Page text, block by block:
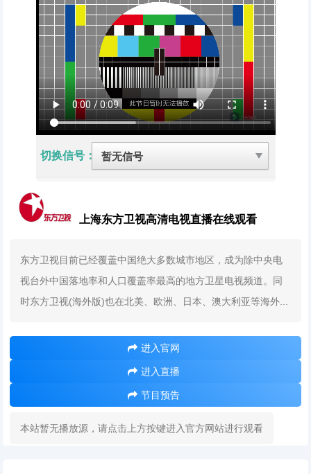
辽宁 内蒙古 山西 陕西
切换信号：
上海东方卫视高清电视直播在线观看
东方卫视目前已经覆盖中国绝大多数城市地区，成为除中央电
视台外中国落地率和人口覆盖率最高的地方卫星电视频道。同
时东方卫视(海外版)也在北美、欧洲、日本、澳大利亚等海外...
进入官网
进入直播
节目预告
本站暂无播放源，请点击上方按键进入官方网站进行观看